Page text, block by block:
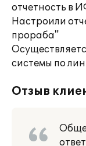
отчетность в
Настроили
прораба"
системы по
Отзыв